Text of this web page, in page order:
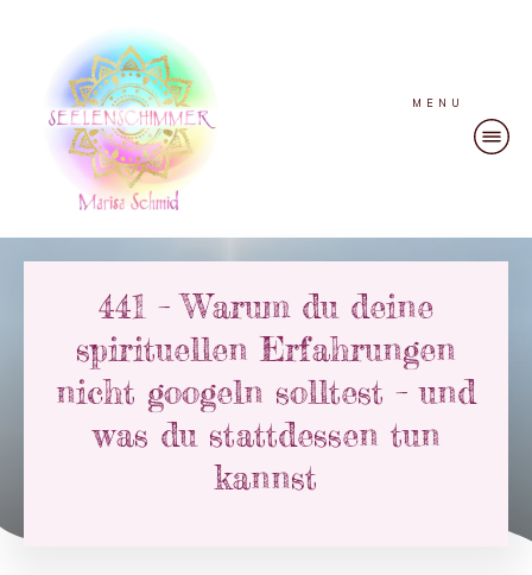
MENU
441 – Warum du deine
spirituellen Erfahrungen
nicht googeln solltest – und
was du stattdessen tun
kannst